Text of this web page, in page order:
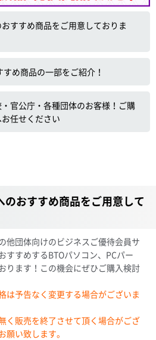
すすめ商品をご用意しておりま
め商品の一部をご紹介！
官公庁・各種団体のお客様！ご購
任せください
のおすすめ商品をご用意して
他団体向けのビジネスご優待会員サ
すすめするBTOパソコン、PCパー
ります！この機会にぜひご購入検討
は予告なく変更する場合がございま
く販売を終了させて頂く場合がござ
願い致します。